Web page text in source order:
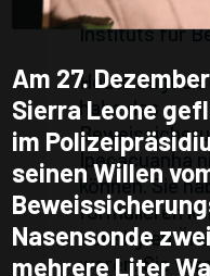
langjähriger
Instituts für
Heute sagt
habe das
Ipecacuanha
können. Sie
formulieren
beteiligten
waren. Sie
Am 27.
Sierra Leone
im
seinen Willen
Nasensonde
mehrere Liter